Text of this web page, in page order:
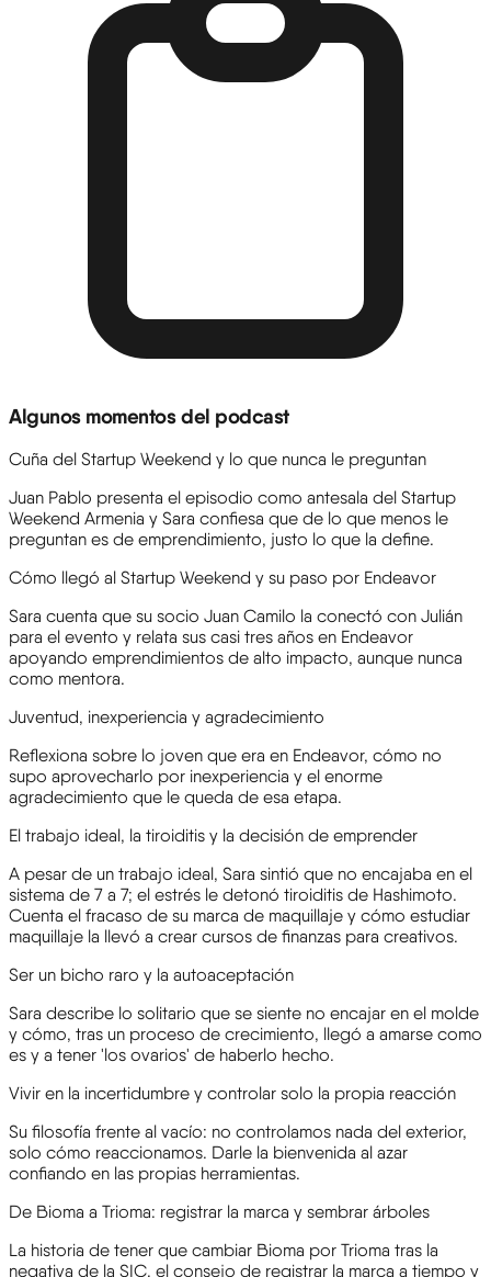
Algunos momentos del podcast
Cuña del Startup Weekend y lo que nunca le preguntan
Juan Pablo presenta el episodio como antesala del Startup
Weekend Armenia y Sara confiesa que de lo que menos le
preguntan es de emprendimiento, justo lo que la define.
Cómo llegó al Startup Weekend y su paso por Endeavor
Sara cuenta que su socio Juan Camilo la conectó con Julián
para el evento y relata sus casi tres años en Endeavor
apoyando emprendimientos de alto impacto, aunque nunca
como mentora.
Juventud, inexperiencia y agradecimiento
Reflexiona sobre lo joven que era en Endeavor, cómo no
supo aprovecharlo por inexperiencia y el enorme
agradecimiento que le queda de esa etapa.
El trabajo ideal, la tiroiditis y la decisión de emprender
A pesar de un trabajo ideal, Sara sintió que no encajaba en el
sistema de 7 a 7; el estrés le detonó tiroiditis de Hashimoto.
Cuenta el fracaso de su marca de maquillaje y cómo estudiar
maquillaje la llevó a crear cursos de finanzas para creativos.
Ser un bicho raro y la autoaceptación
Sara describe lo solitario que se siente no encajar en el molde
y cómo, tras un proceso de crecimiento, llegó a amarse como
es y a tener 'los ovarios' de haberlo hecho.
Vivir en la incertidumbre y controlar solo la propia reacción
Su filosofía frente al vacío: no controlamos nada del exterior,
solo cómo reaccionamos. Darle la bienvenida al azar
confiando en las propias herramientas.
De Bioma a Trioma: registrar la marca y sembrar árboles
La historia de tener que cambiar Bioma por Trioma tras la
negativa de la SIC, el consejo de registrar la marca a tiempo y